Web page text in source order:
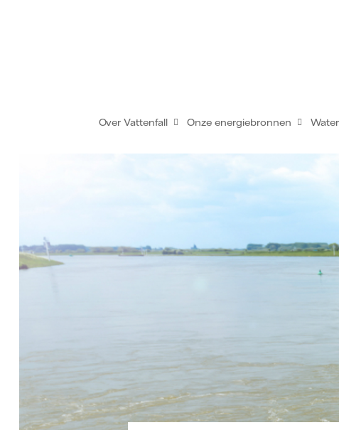
Over Vattenfall Onze energiebronnen